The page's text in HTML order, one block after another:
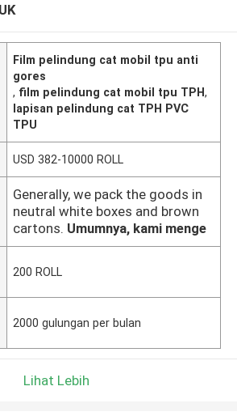
Film pelindung cat mobil tpu anti
gores
, film pelindung cat mobil tpu TPH,
lapisan pelindung cat TPH PVC
TPU
USD 382-10000 ROLL
Generally, we pack the goods in
neutral white boxes and brown
cartons. Umumnya, kami menge
200 ROLL
2000 gulungan per bulan
Lihat Lebih